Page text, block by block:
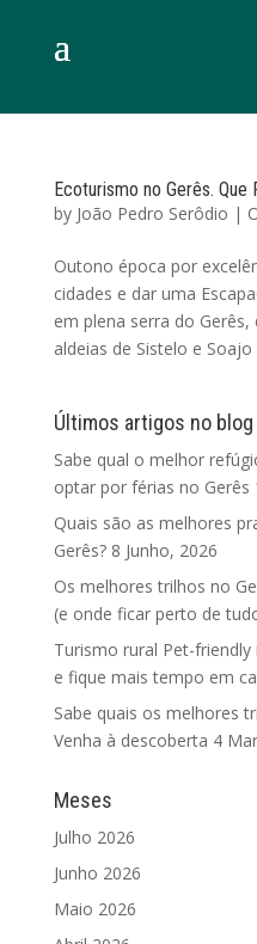
Ecoturismo no Gerês. Que
by João Pedro Serôdio |
Outono época por
cidades e dar uma
em plena serra do
aldeias de Sistelo e Soajo
Últimos artigos no blog
Sabe qual o melhor
optar por férias no Gerês
Quais são as melhores
Gerês? 8 Junho, 2026
Os melhores trilhos no
(e onde ficar perto de
Turismo rural Pet-
e fique mais tempo em
Sabe quais os melhores
Venha à descoberta 4
Meses
Julho 2026
Junho 2026
Maio 2026